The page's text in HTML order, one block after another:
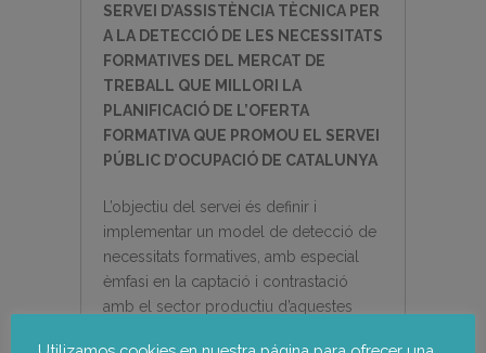
SERVEI D’ASSISTÈNCIA TÈCNICA PER
A LA DETECCIÓ DE LES NECESSITATS
FORMATIVES DEL MERCAT DE
TREBALL QUE MILLORI LA
PLANIFICACIÓ DE L’OFERTA
FORMATIVA QUE PROMOU EL SERVEI
PÚBLIC D’OCUPACIÓ DE CATALUNYA
L’objectiu del servei és definir i
implementar un model de detecció de
necessitats formatives, amb especial
èmfasi en la captació i contrastació
amb el sector productiu d’aquestes